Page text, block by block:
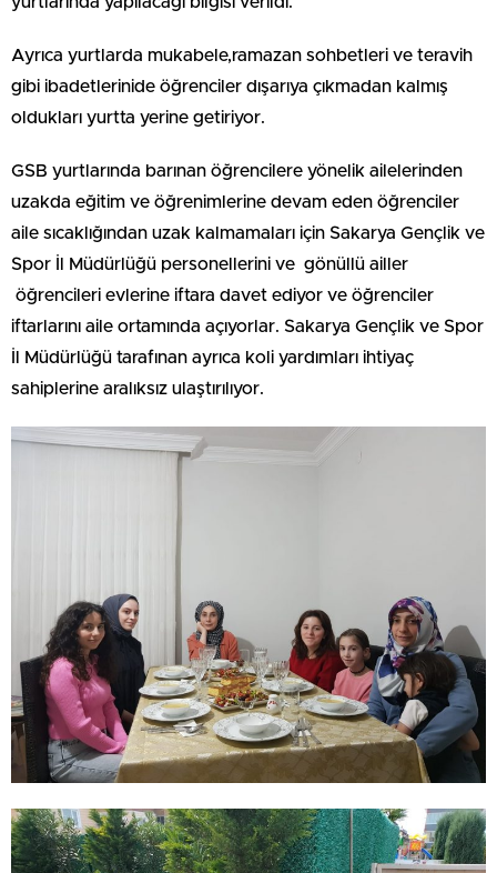
Ayrıca yurtlarda mukabele,ramazan sohbetleri ve teravih
gibi ibadetlerinide öğrenciler dışarıya çıkmadan kalmış
oldukları yurtta yerine getiriyor.
GSB yurtlarında barınan öğrencilere yönelik ailelerinden
uzakda eğitim ve öğrenimlerine devam eden öğrenciler
aile sıcaklığından uzak kalmamaları için Sakarya Gençlik ve
Spor İl Müdürlüğü personellerini ve gönüllü ailler
öğrencileri evlerine iftara davet ediyor ve öğrenciler
iftarlarını aile ortamında açıyorlar. Sakarya Gençlik ve Spor
İl Müdürlüğü tarafınan ayrıca koli yardımları ihtiyaç
sahiplerine aralıksız ulaştırılıyor.